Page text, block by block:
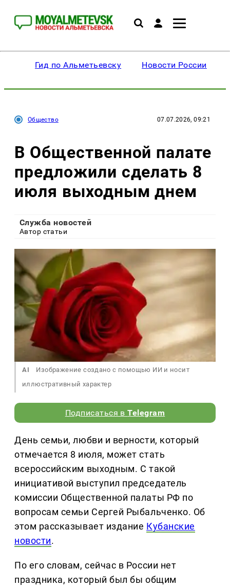
Гид по Альметьевску Новости России
Общество 07.07.2026, 09:21
В Общественной палате
предложили сделать 8
июля выходным днем
Служба новостей
Автор статьи
AI
Изображение создано с помощью ИИ и носит
иллюстративный характер
Подписаться вTelegram
День семьи, любви и верности, который
отмечается 8 июля, может стать
всероссийским выходным. С такой
инициативой выступил председатель
комиссии Общественной палаты РФ по
вопросам семьи Сергей Рыбальченко. Об
этом рассказывает издание Кубанские
новости.
По его словам, сейчас в России нет
праздника, который был бы общим